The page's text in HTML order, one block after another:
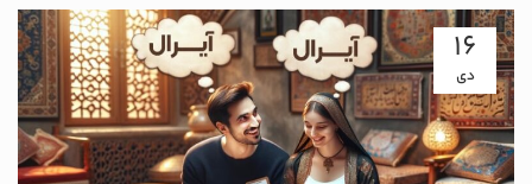
16
دی